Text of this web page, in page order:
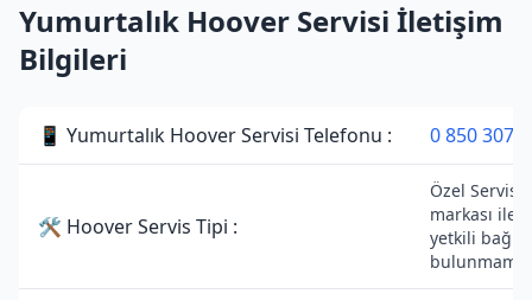
Yumurtalık Hoover Servisi İletişim
Bilgileri
📱 Yumurtalık Hoover Servisi Telefonu : 0 850 307
🛠 Hoover Servis Tipi :
Özel
markası ile
yetkili